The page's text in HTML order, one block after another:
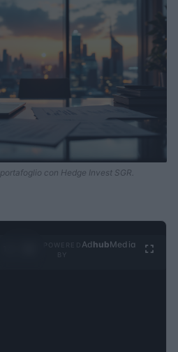
con Hedge Invest SGR.
Ad hubMedia